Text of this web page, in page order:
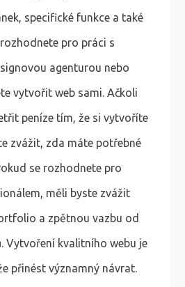
specifické funkce a také
pro práci s
agenturou nebo
vytvořit web sami. Ačkoli
peníze tím, že si vytvoříte
zvážit, zda máte potřebné
se rozhodnete pro
měli byste zvážit
a zpětnou vazbu od
Vytvoření kvalitního webu je
přinést významný návrat.